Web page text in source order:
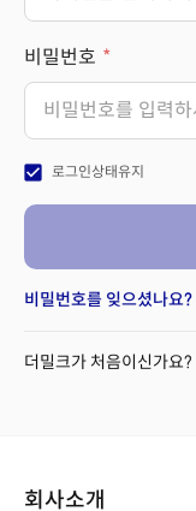
비밀번호
check_box 로그인상태유지
비밀번호를 잊으셨나요?
더밀크가 처음이신가요?
회사소개